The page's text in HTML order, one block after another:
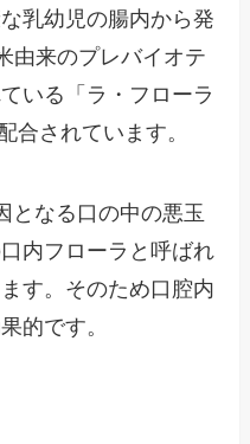
乳幼児の腸内から発
由来のプレバイオテ
いる「ラ・フローラ
合されています。
となる口の中の悪玉
内フローラと呼ばれ
す。そのため口腔内
的です。